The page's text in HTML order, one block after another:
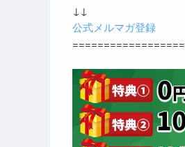
↓↓
公式メルマガ登録
==================